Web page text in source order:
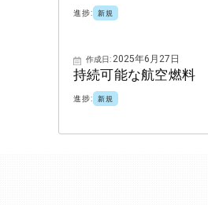
進捗: 新規
作成日:2025年6月27日
持続可能な航空燃料
進捗: 新規